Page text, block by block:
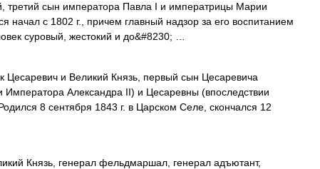
третий сын императора Павла I и императрицы Марии
начал с 1802 г., причем главный надзор за его воспитанием
суровый, жестокий и до&#8230; …
и Великий Князь, первый сын Цесаревича
Императора Александра II) и Цесаревны (впоследствии
8 сентября 1843 г. в Царском Селе, скончался 12
Князь, генерал фельдмаршал, генерал адъютант,